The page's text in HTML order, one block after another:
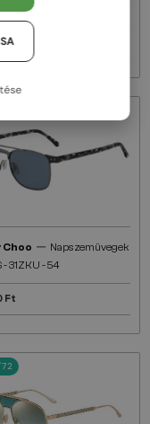
S - W8QK1 - 61
Ft
Choo — Napszemüvegek
31ZKU - 54
Ft